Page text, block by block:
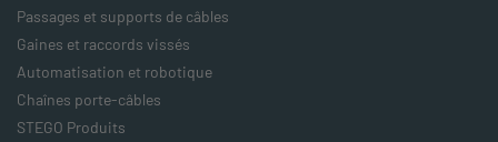
Passages et supports de câbles
Gaines et raccords vissés
Automatisation et robotique
Chaînes porte-câbles
STEGO Produits